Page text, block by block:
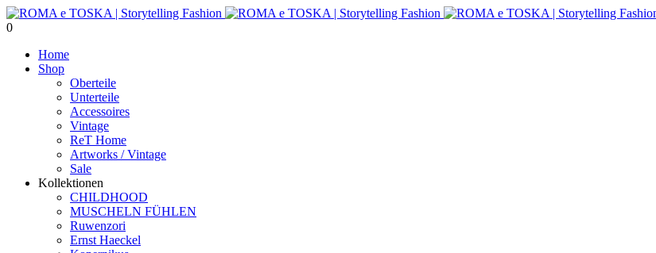
0
Home
Shop
Oberteile
Unterteile
Accessoires
Vintage
ReT Home
Artworks / Vintage
Sale
Kollektionen
CHILDHOOD
MUSCHELN FÜHLEN
Ruwenzori
Ernst Haeckel